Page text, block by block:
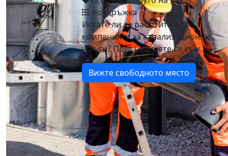
поддръжка
Искате ли да работите в
компанията за канализационни
услуги? Присъединете се към...
Вижте свободното място